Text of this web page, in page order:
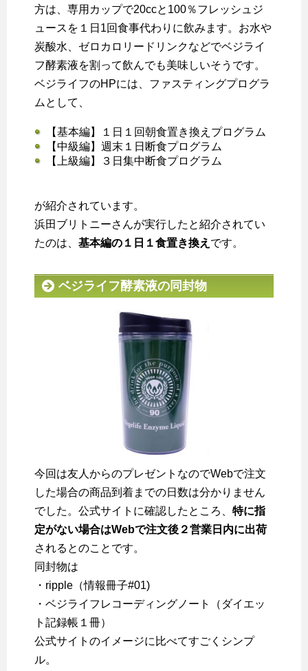
方は、専用カップで20ccと100％フレッシュジ
ュースを１日1回食事代わりに飲みます。お水や
炭酸水、ゼロカロリードリンクなどでベジライ
フ酵素液を割って飲んでも美味しいそうです。
ベジライフのHPには、ファスティングプログラ
ムとして、
【基本編】１日１回朝食置き換えプログラム
【中級編】週末１日断食プログラム
【上級編】３日集中断食プログラム
が紹介されています。
浜田ブリトニーさんが実行したと紹介されてい
たのは、 基本編の１日１食置き換え です。
ベジライフ酵素液の同封物
今回は友人からのプレゼントなのでWebで注文
した場合の商品到着までの日数は分かりません
でした。公式サイトに確認したところ、 特に指
定がない場合はWebで注文後２営業日内に出荷
されるとのことです。
同封物は
・ripple（情報冊子#01)
・ベジライフレコーディングノート（ダイエッ
ト記録帳１冊）
公式サイトのイメージに比べてすごくシンプ
ル。